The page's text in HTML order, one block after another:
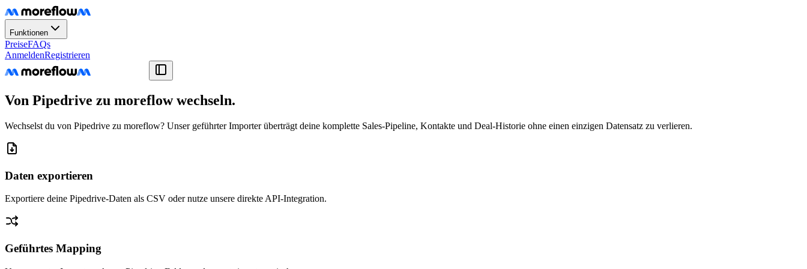
Funktionen
PreiseFAQs
AnmeldenRegistrieren
Von Pipedrive zu moreflow wechseln.
Wechselst du von Pipedrive zu moreflow? Unser geführter Importer überträgt deine komplette Sales-Pipeline, Kontakte und Deal-Historie ohne einen einzigen Datensatz zu verlieren.
Daten exportieren
Exportiere deine Pipedrive-Daten als CSV oder nutze unsere direkte API-Integration.
Geführtes Mapping